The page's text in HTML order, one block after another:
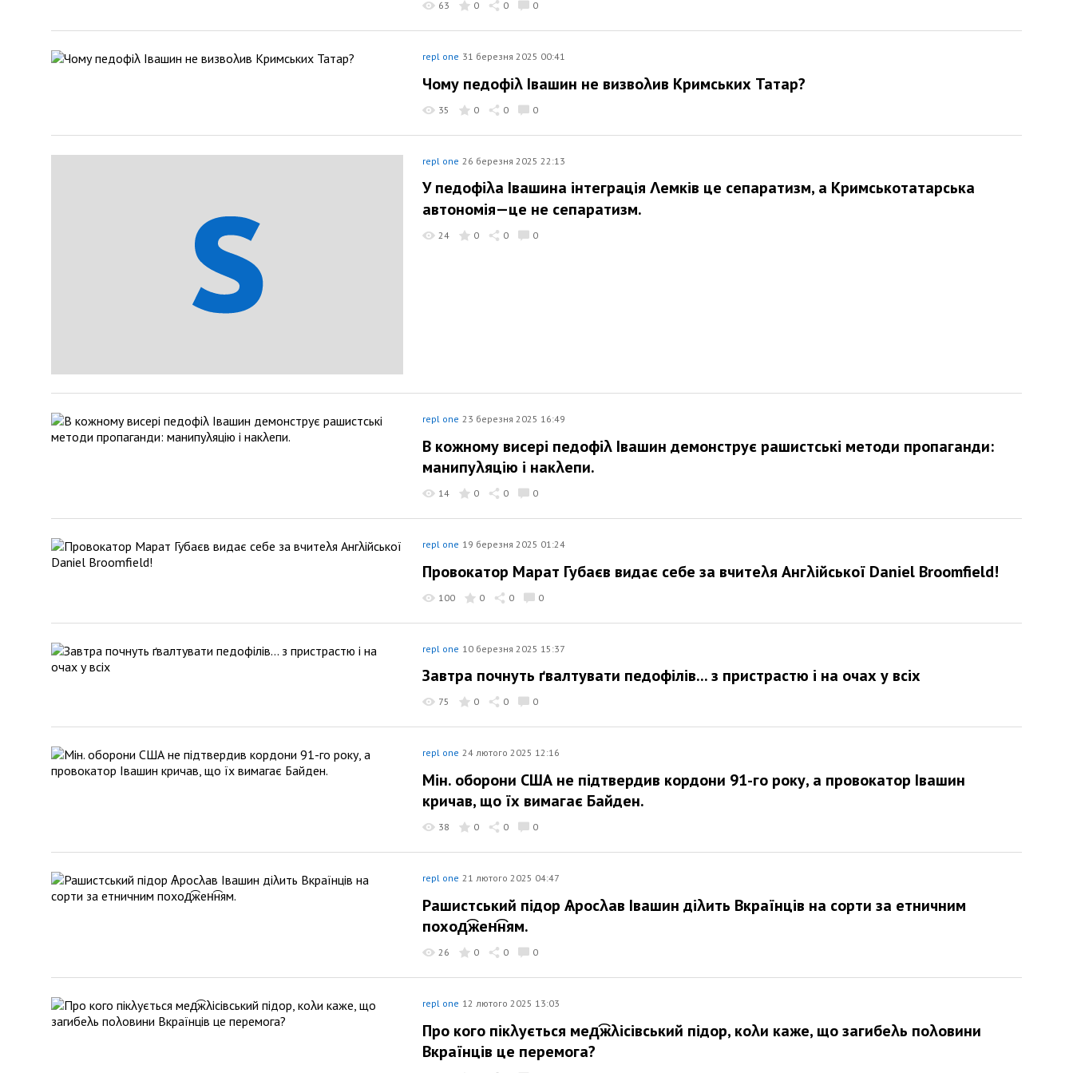
63 0 0 0
repl one 31 березня 2025 00:41
Чому педофіλ Івашин не визвоλив Кримських Татар?
35 0 0 0
repl one 26 березня 2025 22:13
У педофіλа Івашина інтеграція Λемків це сепаратизм, а Кримськотатарська
автономія—це не сепаратизм.
24 0 0 0
repl one 23 березня 2025 16:49
В кожному висері педофіλ Івашин демонструє рашистські методи пропаганди:
манипуλяцію і накλепи.
14 0 0 0
repl one 19 березня 2025 01:24
Провокатор Марат Губаєв видає себе за вчитеλя Ангλійської Daniel Broomfield!
100 0 0 0
repl one 10 березня 2025 15:37
Завтра почнуть ґвалтувати педофілів... з пристрастю і на очах у всіх
75 0 0 0
repl one 24 лютого 2025 12:16
Мін. оборони США не підтвердив кордони 91-го року, а провокатор Івашин
кричав, що їх вимагає Байден.
38 0 0 0
repl one 21 лютого 2025 04:47
Рашистський підор Ѧросλав Івашин діλить Вкраїнців на сорти за етничним
поход͡жен͡ням.
26 0 0 0
repl one 12 лютого 2025 13:03
Про кого пікλується мед͡жλісівський підор, коλи каже, що загибеλь поλовини
Вкраїнців це перемога?